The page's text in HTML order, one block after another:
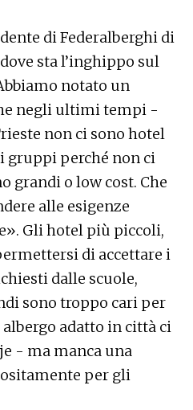
di Federalberghi di
sta l’inghippo sul
notato un
negli ultimi tempi -
non ci sono hotel
gruppi perché non ci
grandi o low cost. Che
alle esigenze
Gli hotel più piccoli,
di accettare i
dalle scuole,
sono troppo cari per
adatto in città ci
- ma manca una
per gli